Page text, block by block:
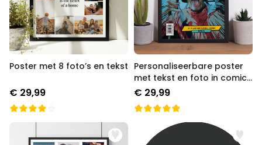
Poster met 8 foto’s en tekst
€ 29,99
Personaliseerbare poster
met tekst en foto in comic
stijl
€ 29,99